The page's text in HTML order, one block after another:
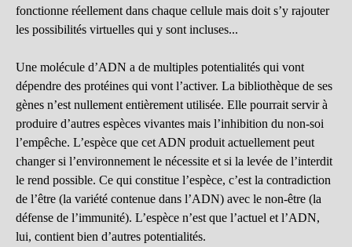
fonctionne réellement dans chaque cellule mais doit s’y rajouter
les possibilités virtuelles qui y sont incluses...
Une molécule d’ADN a de multiples potentialités qui vont
dépendre des protéines qui vont l’activer. La bibliothèque de ses
gènes n’est nullement entièrement utilisée. Elle pourrait servir à
produire d’autres espèces vivantes mais l’inhibition du non-soi
l’empêche. L’espèce que cet ADN produit actuellement peut
changer si l’environnement le nécessite et si la levée de l’interdit
le rend possible. Ce qui constitue l’espèce, c’est la contradiction
de l’être (la variété contenue dans l’ADN) avec le non-être (la
défense de l’immunité). L’espèce n’est que l’actuel et l’ADN,
lui, contient bien d’autres potentialités.